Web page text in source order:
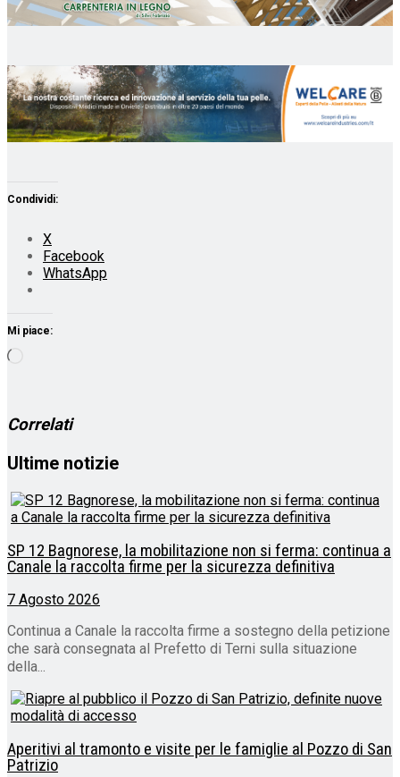
Condividi:
X
Facebook
WhatsApp
Mi piace:
Correlati
Ultime notizie
SP 12 Bagnorese, la mobilitazione non si ferma: continua a
Canale la raccolta firme per la sicurezza definitiva
7 Agosto 2026
Continua a Canale la raccolta firme a sostegno della petizione
che sarà consegnata al Prefetto di Terni sulla situazione
della...
Aperitivi al tramonto e visite per le famiglie al Pozzo di San
Patrizio